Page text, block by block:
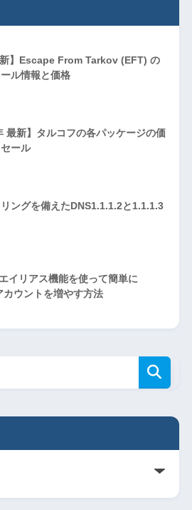
新】Escape From Tarkov (EFT) の
ル情報と価格
最新】タルコフの各パッケージの価
ール
ングを備えたDNS1.1.1.2と1.1.1.3
イリアス機能を使って簡単に
ウントを増やす方法